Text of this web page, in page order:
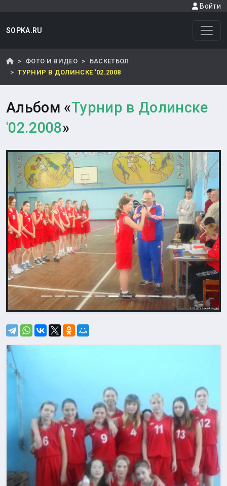
Войти
SOPKA.RU
ФОТО И ВИДЕО
БАСКЕТБОЛ
ТУРНИР В ДОЛИНСКЕ '02.2008
Альбом «Турнир в Долинске
'02.2008»
Назад